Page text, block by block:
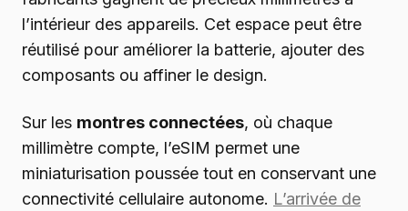
l’intérieur des appareils. Cet espace peut être
réutilisé pour améliorer la batterie, ajouter des
composants ou affiner le design.
Sur les montres connectées, où chaque
millimètre compte, l’eSIM permet une
miniaturisation poussée tout en conservant une
connectivité cellulaire autonome. L’arrivée de